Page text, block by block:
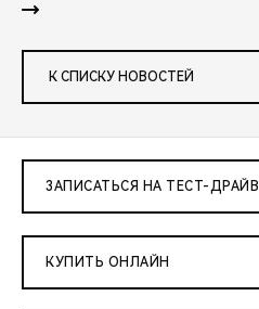
К СПИСКУ НОВОСТЕЙ
ЗАПИСАТЬСЯ НА ТЕСТ-ДРАЙВ
КУПИТЬ ОНЛАЙН